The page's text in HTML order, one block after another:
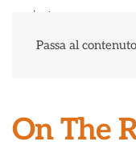
Passa al
On The